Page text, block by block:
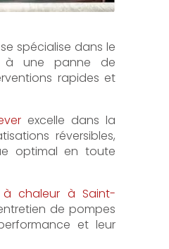
se spécialise dans le
à une panne de
rapides et
excelle dans la
réversibles,
optimal en toute
chaleur à Saint-
de pompes
et leur